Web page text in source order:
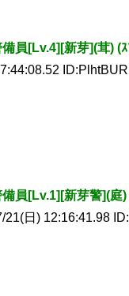
員[Lv.4][新芽](茸) (
員[Lv.1][新芽警](庭)
21(日) 12:16:41.98